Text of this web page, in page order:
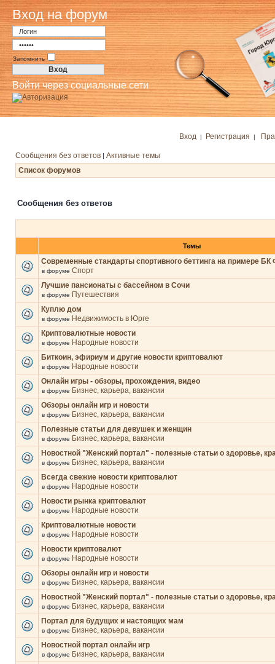
Вход на форум
Запомнить
Войти через социальные сети
Вход | Регистрация |
Сообщения без ответов | Активные темы
Список форумов
Сообщения без ответов
Темы
Современные стандарты спортивного беттинга на примере БК
в форуме Спорт
Лучшие пансионаты с бассейном в Сочи
в форуме Путешествия
Куплю дом
в форуме Недвижимость в Юрге
Криптовалютные новости
в форуме Народные новости
Биткоин, эфириум и другие новости криптовалют
в форуме Народные новости
Онлайн игры - обзоры, прохождения, видео
в форуме Бизнес, карьера, вакансии
Обзоры онлайн игр и новости
в форуме Бизнес, карьера, вакансии
Полезные статьи для девушек и женщин
в форуме Бизнес, карьера, вакансии
Новостной "Женский портал" - полезные статьи о здоровье,
в форуме Бизнес, карьера, вакансии
Всегда свежие новости криптовалют
в форуме Народные новости
Новости рынка криптовалют
в форуме Народные новости
Криптовалютные новости
в форуме Народные новости
Новости криптовалют
в форуме Народные новости
Обзоры онлайн игр и новости
в форуме Бизнес, карьера, вакансии
Новостной "Женский портал" - полезные статьи о здоровье,
в форуме Бизнес, карьера, вакансии
Портал для будущих и настоящих мам
в форуме Бизнес, карьера, вакансии
Новостной портал онлайн игр
в форуме Бизнес, карьера, вакансии